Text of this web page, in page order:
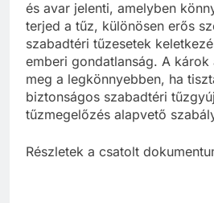
és avar jelenti, amelyben
terjed a tűz, különösen erős
szabadtéri tűzesetek
emberi gondatlanság. A
meg a legkönnyebben, ha
biztonságos szabadtéri
tűzmegelőzés alapvető
Részletek a csatolt